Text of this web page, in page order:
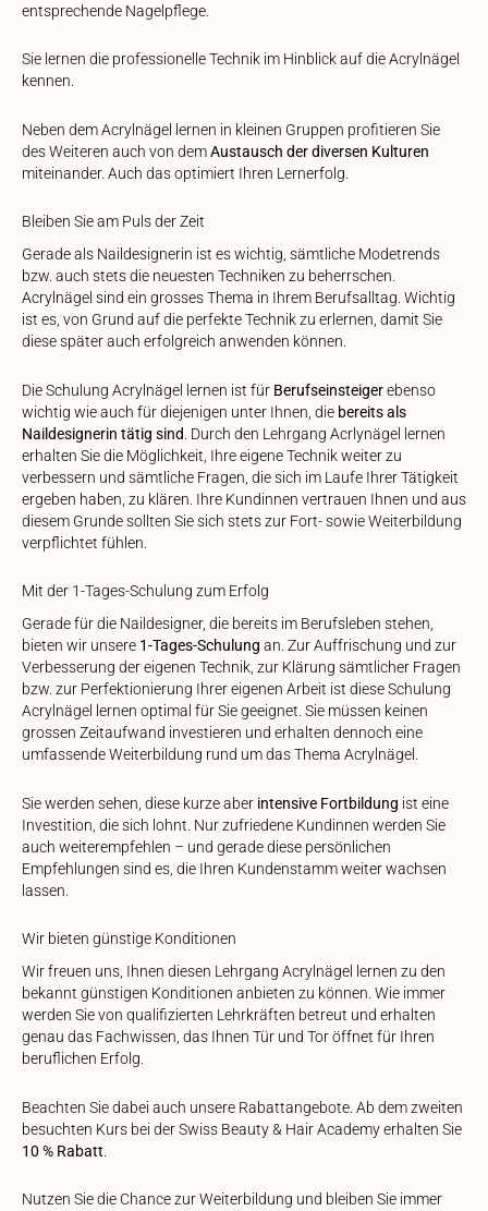
entsprechende Nagelpflege.
Sie lernen die professionelle Technik im Hinblick auf die Acrylnägel
kennen.
Neben dem Acrylnägel lernen in kleinen Gruppen profitieren Sie
des Weiteren auch von demAustausch der diversen Kulturen
miteinander. Auch das optimiert Ihren Lernerfolg.
Bleiben Sie am Puls der Zeit
Gerade als Naildesignerin ist es wichtig, sämtliche Modetrends
bzw. auch stets die neuesten Techniken zu beherrschen.
Acrylnägel sind ein grosses Thema in Ihrem Berufsalltag. Wichtig
ist es, von Grund auf die perfekte Technik zu erlernen, damit Sie
diese später auch erfolgreich anwenden können.
Die Schulung Acrylnägel lernen ist für Berufseinsteigerebenso
wichtig wie auch für diejenigen unter Ihnen, die bereits als
Naildesignerin tätig sind . Durch den Lehrgang Acrlynägel lernen
erhalten Sie die Möglichkeit, Ihre eigene Technik weiter zu
verbessern und sämtliche Fragen, die sich im Laufe Ihrer Tätigkeit
ergeben haben, zu klären. Ihre Kundinnen vertrauen Ihnen und aus
diesem Grunde sollten Sie sich stets zur Fort- sowie Weiterbildung
verpflichtet fühlen.
Mit der 1-Tages-Schulung zum Erfolg
Gerade für die Naildesigner, die bereits im Berufsleben stehen,
bieten wir unsere 1-Tages-Schulung an. Zur Auffrischung und zur
Verbesserung der eigenen Technik, zur Klärung sämtlicher Fragen
bzw. zur Perfektionierung Ihrer eigenen Arbeit ist diese Schulung
Acrylnägel lernen optimal für Sie geeignet. Sie müssen keinen
grossen Zeitaufwand investieren und erhalten dennoch eine
umfassende Weiterbildung rund um das Thema Acrylnägel.
Sie werden sehen, diese kurze aber intensive Fortbildung ist eine
Investition, die sich lohnt. Nur zufriedene Kundinnen werden Sie
auch weiterempfehlen – und gerade diese persönlichen
Empfehlungen sind es, die Ihren Kundenstamm weiter wachsen
lassen.
Wir bieten günstige Konditionen
Wir freuen uns, Ihnen diesen Lehrgang Acrylnägel lernen zu den
bekannt günstigen Konditionen anbieten zu können. Wie immer
werden Sie von qualifizierten Lehrkräften betreut und erhalten
genau das Fachwissen, das Ihnen Tür und Tor öffnet für Ihren
beruflichen Erfolg.
Beachten Sie dabei auch unsere Rabattangebote. Ab dem zweiten
besuchten Kurs bei der Swiss Beauty & Hair Academy erhalten Sie
10 % Rabatt
Nutzen Sie die Chance zur Weiterbildung und bleiben Sie immer